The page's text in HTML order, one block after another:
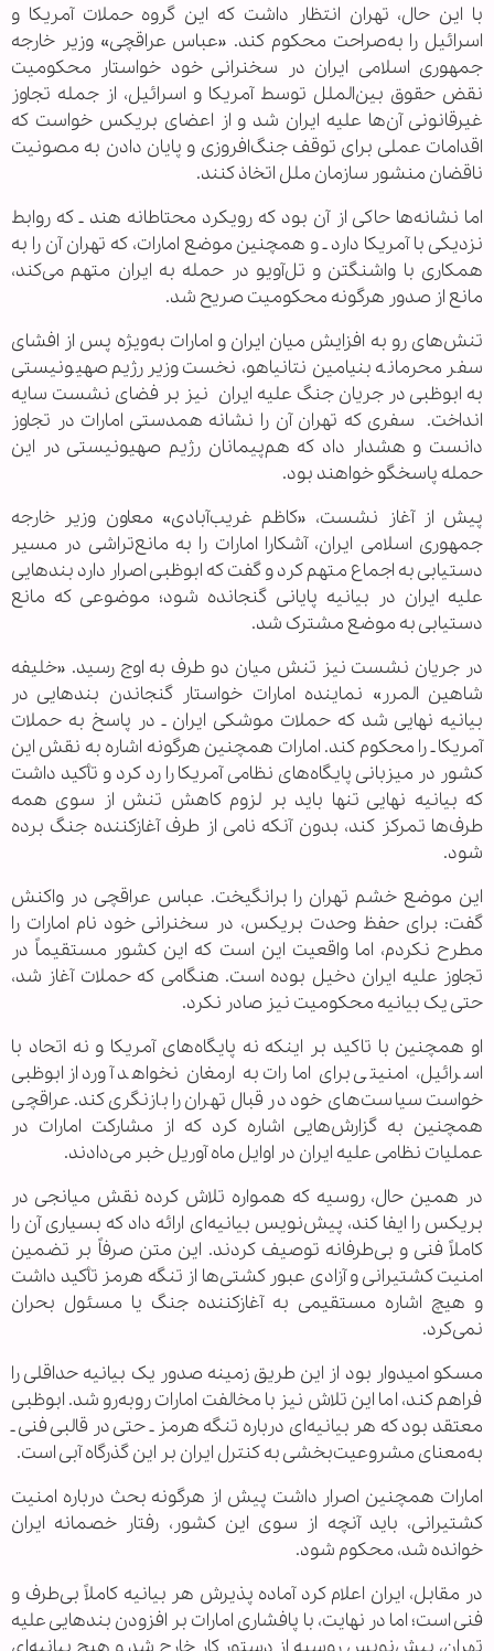
با این حال، تهران انتظار داشت که این گروه حملات آمریکا و
اسرائیل را به‌صراحت محکوم کند. «عباس عراقچی» وزیر خارجه
جمهوری اسلامی ایران در سخنرانی خود خواستار محکومیت
نقض حقوق بین‌الملل توسط آمریکا و اسرائیل، از جمله تجاوز
غیرقانونی آن‌ها علیه ایران شد و از اعضای بریکس خواست که
اقدامات عملی برای توقف جنگ‌افروزی و پایان دادن به مصونیت
ناقضان منشور سازمان ملل اتخاذ کنند.
اما نشانه‌ها حاکی از آن بود که رویکرد محتاطانه هند ـ که روابط
نزدیکی با آمریکا دارد ـ و همچنین موضع امارات، که تهران آن را به
همکاری با واشنگتن و تل‌آویو در حمله به ایران متهم می‌کند،
مانع از صدور هرگونه محکومیت صریح شد.
تنش‌های رو به افزایش میان ایران و امارات به‌ویژه پس از افشای
سفر محرمانه بنیامین نتانیاهو، نخست‌وزیر رژیم صهیونیستی
به ابوظبی در جریان جنگ علیه ایران نیز بر فضای نشست سایه
انداخت. سفری که تهران آن را نشانه همدستی امارات در تجاوز
دانست و هشدار داد که هم‌پیمانان رژیم صهیونیستی در این
حمله پاسخگو خواهند بود.
پیش از آغاز نشست، «کاظم غریب‌آبادی» معاون وزیر خارجه
جمهوری اسلامی ایران، آشکارا امارات را به مانع‌تراشی در مسیر
دستیابی به اجماع متهم کرد و گفت که ابوظبی اصرار دارد بندهایی
علیه ایران در بیانیه پایانی گنجانده شود؛ موضوعی که مانع
دستیابی به موضع مشترک شد.
در جریان نشست نیز تنش میان دو طرف به اوج رسید. «خلیفه
شاهین المرر» نماینده امارات خواستار گنجاندن بندهایی در
بیانیه نهایی شد که حملات موشکی ایران ـ در پاسخ به حملات
آمریکا ـ را محکوم کند. امارات همچنین هرگونه اشاره به نقش این
کشور در میزبانی پایگاه‌های نظامی آمریکا را رد کرد و تأکید داشت
که بیانیه نهایی تنها باید بر لزوم کاهش تنش از سوی همه
طرف‌ها تمرکز کند، بدون آنکه نامی از طرف آغازکننده جنگ برده
شود.
این موضع خشم تهران را برانگیخت. عباس عراقچی در واکنش
گفت: برای حفظ وحدت بریکس، در سخنرانی خود نام امارات را
مطرح نکردم، اما واقعیت این است که این کشور مستقیماً در
تجاوز علیه ایران دخیل بوده است. هنگامی که حملات آغاز شد،
حتی یک بیانیه محکومیت نیز صادر نکرد.
او همچنین با تاکید بر اینکه نه پایگاه‌های آمریکا و نه اتحاد با
اسرائیل، امنیتی برای امارات به ارمغان نخواهد آورد از ابوظبی
خواست سیاست‌های خود در قبال تهران را بازنگری کند. عراقچی
همچنین به گزارش‌هایی اشاره کرد که از مشارکت امارات در
عملیات نظامی علیه ایران در اوایل ماه آوریل خبر می‌دادند.
در همین حال، روسیه که همواره تلاش کرده نقش میانجی در
بریکس را ایفا کند، پیش‌نویس بیانیه‌ای ارائه داد که بسیاری آن را
کاملاً فنی و بی‌طرفانه توصیف کردند. این متن صرفاً بر تضمین
امنیت کشتیرانی و آزادی عبور کشتی‌ها از تنگه هرمز تأکید داشت
و هیچ اشاره مستقیمی به آغازکننده جنگ یا مسئول بحران
نمی‌کرد.
مسکو امیدوار بود از این طریق زمینه صدور یک بیانیه حداقلی را
فراهم کند، اما این تلاش نیز با مخالفت امارات روبه‌رو شد. ابوظبی
معتقد بود که هر بیانیه‌ای درباره تنگه هرمز ـ حتی در قالبی فنی ـ
به‌معنای مشروعیت‌بخشی به کنترل ایران بر این گذرگاه آبی است.
امارات همچنین اصرار داشت پیش از هرگونه بحث درباره امنیت
کشتیرانی، باید آنچه از سوی این کشور، رفتار خصمانه ایران
خوانده شد، محکوم شود.
در مقابل، ایران اعلام کرد آماده پذیرش هر بیانیه کاملاً بی‌طرف و
فنی است؛ اما در نهایت، با پافشاری امارات بر افزودن بندهایی علیه